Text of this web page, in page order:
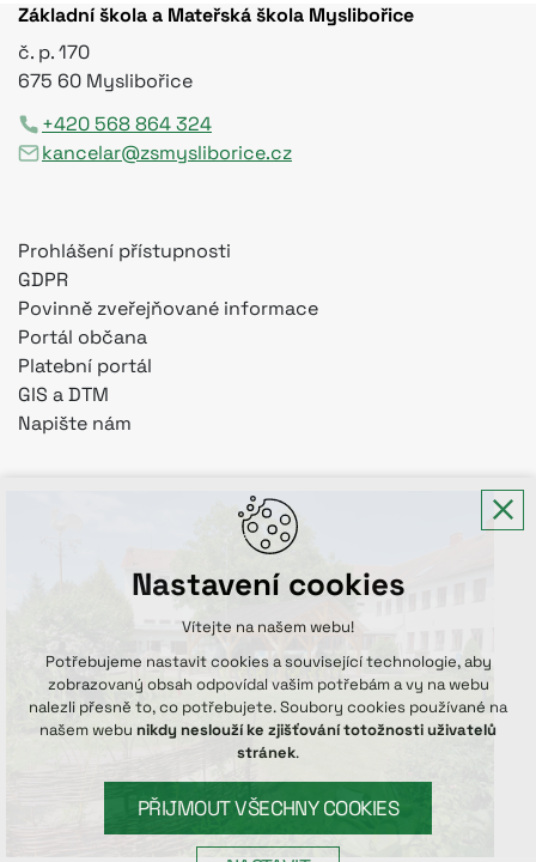
Základní škola a Mateřská škola Myslibořice
č. p. 170
675 60 Myslibořice
+420 568 864 324
kancelar@zsmysliborice.cz
Prohlášení přístupnosti
GDPR
Povinně zveřejňované informace
Portál občana
Platební portál
GIS a DTM
Napište nám
Nastavení cookies
Vítejte na našem webu!
Potřebujeme nastavit cookies a související technologie, aby
zobrazovaný obsah odpovídal vašim potřebám a vy na webu
nalezli přesně to, co potřebujete. Soubory cookies používané na
našem webu nikdy neslouží ke zjišťování totožnosti uživatelů
stránek.
PŘIJMOUT VŠECHNY COOKIES